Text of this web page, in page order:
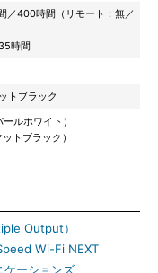
／400時間（リモート：無／
時間
トブラック
ルホワイト）
トブラック）
Output）
Wi-Fi NEXT
ケーションズ